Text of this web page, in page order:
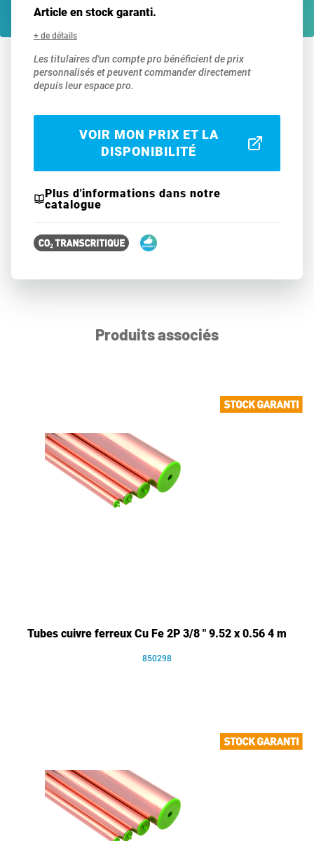
Article en stock garanti.
+ de détails
Les titulaires d'un compte pro bénéficient de prix
personnalisés et peuvent commander directement
depuis leur espace pro.
VOIR MON PRIX ET LA
DISPONIBILITÉ
Plus d'informations dans notre
catalogue
Produits associés
Tubes cuivre ferreux Cu Fe 2P 3/8 " 9.52 x 0.56 4 m
850298